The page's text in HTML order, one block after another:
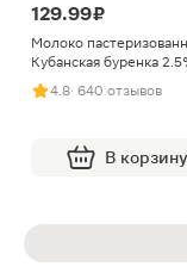
129.99 ₽
Молоко
Кубанская буренка
4.8· 640 отзывов
В корзину